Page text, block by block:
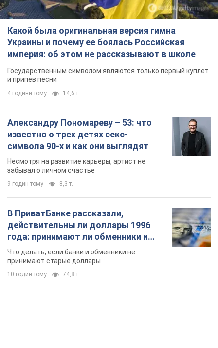
Какой была оригинальная версия гимна
Украины и почему ее боялась Российская
империя: об этом не рассказывают в школе
Государственным символом являются только первый куплет
и припев песни
4 години тому 14,6 т.
Александру Пономареву – 53: что
известно о трех детях секс-
символа 90-х и как они выглядят
Несмотря на развитие карьеры, артист не
забывал о личном счастье
9 годин тому 8,3 т.
В ПриватБанке рассказали,
действительны ли доллары 1996
года: принимают ли обменники и
банки такие купюры
Что делать, если банки и обменники не
принимают старые доллары
10 годин тому 74,8 т.